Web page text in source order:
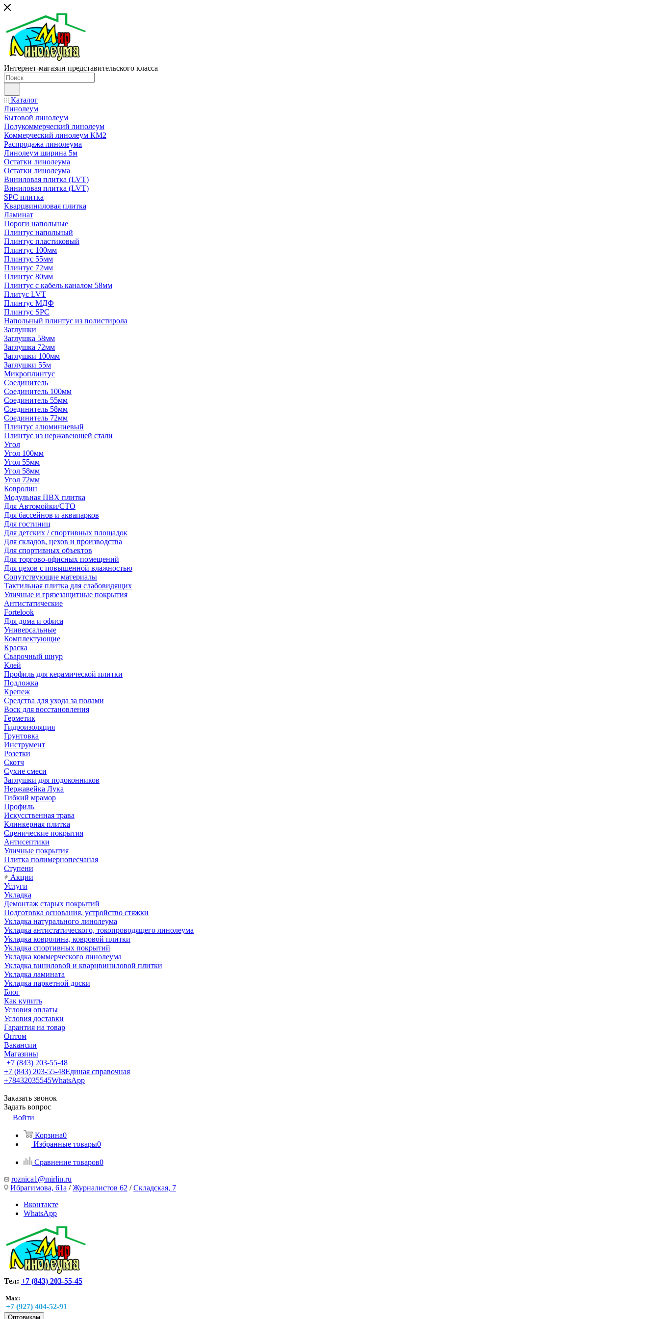
Интернет-магазин представительского класса
Каталог
Линолеум
Бытовой линолеум
Полукоммерческий линолеум
Коммерческий линолеум КМ2
Распродажа линолеума
Линолеум ширина 5м
Остатки линолеума
Остатки линолеума
Виниловая плитка (LVT)
Виниловая плитка (LVT)
SPC плитка
Кварцвиниловая плитка
Ламинат
Пороги напольные
Плинтус напольный
Плинтус пластиковый
Плинтус 100мм
Плинтус 55мм
Плинтус 72мм
Плинтус 80мм
Плинтус с кабель каналом 58мм
Плитус LVT
Плинтус МДФ
Плинтус SPC
Напольный плинтус из полистирола
Заглушки
Заглушка 58мм
Заглушка 72мм
Заглушки 100мм
Заглушки 55м
Микроплинтус
Соединитель
Соединитель 100мм
Соединитель 55мм
Соединитель 58мм
Соединитель 72мм
Плинтус алюминиевый
Плинтус из нержавеющей стали
Угол
Угол 100мм
Угол 55мм
Угол 58мм
Угол 72мм
Ковролин
Модульная ПВХ плитка
Для Автомойки/СТО
Для бассейнов и аквапарков
Для гостиниц
Для детских / спортивных площадок
Для складов, цехов и производства
Для спортивных объектов
Для торгово-офисных помещений
Для цехов с повышенной влажностью
Сопутствующие материалы
Тактильная плитка для слабовидящих
Уличные и грязезащитные покрытия
Антистатические
Fortelook
Для дома и офиса
Универсальные
Комплектующие
Краска
Сварочный шнур
Клей
Профиль для керамической плитки
Подложка
Крепеж
Средства для ухода за полами
Воск для восстановления
Герметик
Гидроизоляция
Грунтовка
Инструмент
Розетки
Скотч
Сухие смеси
Заглушки для подоконников
Нержавейка Лука
Гибкий мрамор
Профиль
Искусственная трава
Клинкерная плитка
Сценические покрытия
Антисептики
Уличные покрытия
Плитка полимернопесчаная
Ступени
Акции
Услуги
Укладка
Демонтаж старых покрытий
Подготовка основания, устройство стяжки
Укладка натурального линолеума
Укладка антистатического, токопроводящего линолеума
Укладка ковролина, ковровой плитки
Укладка спортивных покрытий
Укладка коммерческого линолеума
Укладка виниловой и кварцвиниловой плитки
Укладка ламината
Укладка паркетной доски
Блог
Как купить
Условия оплаты
Условия доставки
Гарантия на товар
Оптом
Вакансии
Магазины
+7 (843) 203-55-48
+7 (843) 203-55-48Единая справочная
+78432035545WhatsApp
Заказать звонок
Задать вопрос
Войти
Корзина0
Избранные товары0
Сравнение товаров0
roznica1@mirlin.ru
Ибрагимова, 61а /Журналистов 62 /Складская, 7
Вконтакте
WhatsApp
Тел: +7 (843) 203-55-45
Max:
+7 (927) 404-52-91
Оптовикам